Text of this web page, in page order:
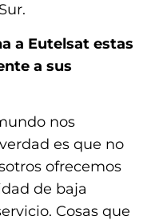
a Eutelsat estas
a sus
nos
es que no
ofrecemos
de baja
Cosas que